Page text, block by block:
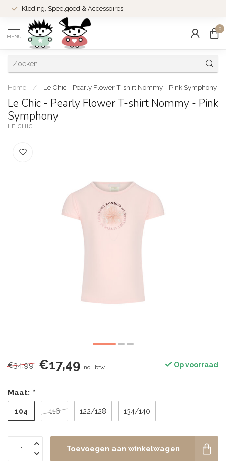
Kleding, Speelgoed & Accessoires
MENU
0
Home / Le Chic - Pearly Flower T-shirt Nommy - Pink Symphony
Le Chic - Pearly Flower T-shirt Nommy - Pink
Symphony
LE CHIC
€34,99 €17,49 Incl. btw Op voorraad
Maat: *
104 116 122/128 134/140
Toevoegen aan winkelwagen